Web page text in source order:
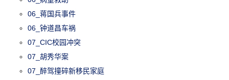
06_蒋国兵事件
06_钟道昌车祸
07_CIC校园冲突
07_胡秀华案
07_醉驾撞碎新移民家庭